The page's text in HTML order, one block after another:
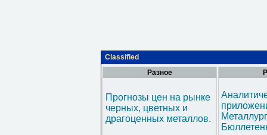
Classified
Разное
Прогнозы цен на рынке
черных, цветных и
драгоценных металлов.